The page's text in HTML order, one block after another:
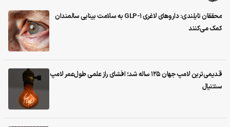
محققان تایلندی: داروهای لاغری GLP-1 به سلامت بینایی سالمندان
کمک می‌کنند
قدیمی‌ترین لامپ جهان ۱۲۵ ساله شد؛ افشای راز علمی طول‌عمر لامپ
سنتنیال